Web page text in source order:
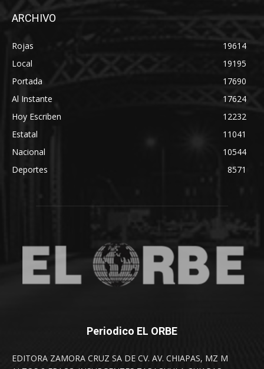
ARCHIVO
Rojas
19614
Local
19195
Portada
17690
Al Instante
17624
Hoy Escriben
12232
Estatal
11041
Nacional
10544
Deportes
8571
Periodico EL ORBE
EDITORA ZAMORA CRUZ SA DE CV. AV. CHIAPAS, MZ M